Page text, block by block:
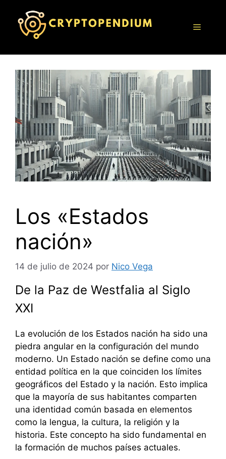
contenido
Menú
Los «Estados
nación»
14 de julio de 2024 por Nico Vega
De la Paz de Westfalia al Siglo
XXI
La evolución de los Estados nación ha sido una
piedra angular en la configuración del mundo
moderno. Un Estado nación se define como una
entidad política en la que coinciden los límites
geográficos del Estado y la nación. Esto implica
que la mayoría de sus habitantes comparten
una identidad común basada en elementos
como la lengua, la cultura, la religión y la
historia. Este concepto ha sido fundamental en
la formación de muchos países actuales.